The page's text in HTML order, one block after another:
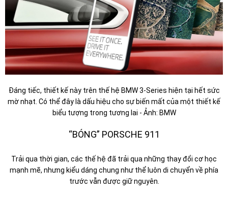
Đáng tiếc, thiết kế này trên thế hệ BMW 3-Series hiện tại hết sức
mờ nhạt. Có thể đây là dấu hiệu cho sự biến mất của một thiết kế
biểu tượng trong tương lai - Ảnh: BMW
“BÓNG” PORSCHE 911
Trải qua thời gian, các thế hệ đã trải qua những thay đổi cơ học
mạnh mẽ, nhưng kiểu dáng chung như thể luôn di chuyển về phía
trước vẫn được giữ nguyên.